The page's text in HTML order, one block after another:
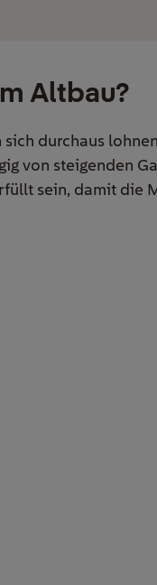
Altbau?
durchaus
von steigenden
sein, damit die